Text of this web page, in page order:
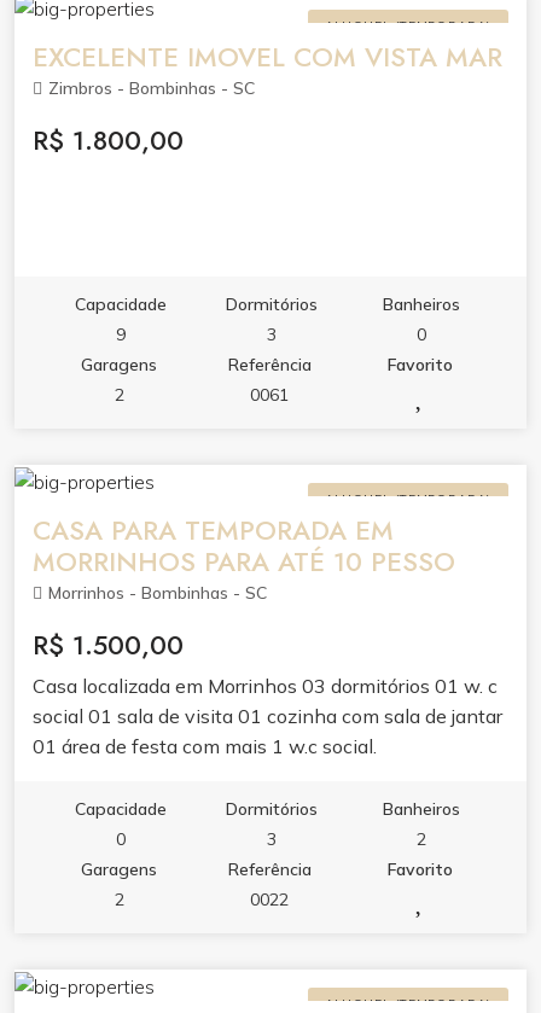
cortesia, NÃO ESTANDO INCLUSA NO VALOR DA
DIÁRIA); Com capacidade para 12 pessoas.
OBS:Locação exclusiva para família. Obs: será
período locado no valor de R$ 300,00 para este
ALUGUEL (TEMPORADA)
EXCELENTE IMOVEL COM VISTA MAR
Zimbros - Bombinhas - SC
R$ 1.800,00
Capacidade
9
Dormitórios
3
Banheiros
0
Garagens
2
Referência
0061
Favorito
ALUGUEL (TEMPORADA)
CASA PARA TEMPORADA EM
MORRINHOS PARA ATÉ 10 PESSO
Morrinhos - Bombinhas - SC
R$ 1.500,00
Casa localizada em Morrinhos 03 dormitórios 01 w. c
social 01 sala de visita 01 cozinha com sala de jantar
01 área de festa com mais 1 w.c social.
Capacidade
0
Dormitórios
3
Banheiros
2
Garagens
2
Referência
0022
Favorito
ALUGUEL (TEMPORADA)